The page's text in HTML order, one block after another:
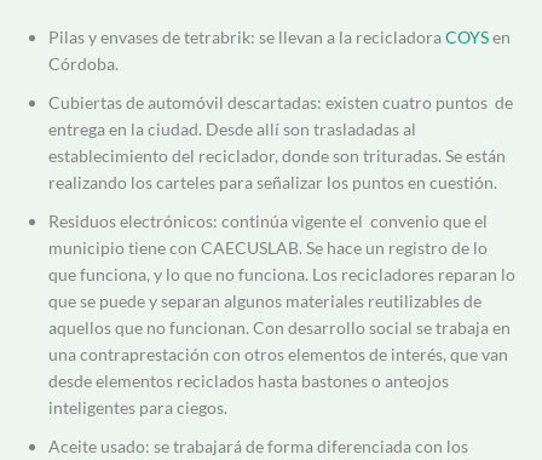
Pilas y envases de tetrabrik: se llevan a la recicladoraCOYSen
Córdoba.
Cubiertas de automóvil descartadas: existen cuatro puntos de
entrega en la ciudad. Desde allí son trasladadas al
establecimiento del reciclador, donde son trituradas. Se están
realizando los carteles para señalizar los puntos en cuestión.
Residuos electrónicos: continúa vigente el convenio que el
municipio tiene con CAECUSLAB. Se hace un registro de lo
que funciona, y lo que no funciona. Los recicladores reparan lo
que se puede y separan algunos materiales reutilizables de
aquellos que no funcionan. Con desarrollo social se trabaja en
una contraprestación con otros elementos de interés, que van
desde elementos reciclados hasta bastones o anteojos
inteligentes para ciegos.
Aceite usado: se trabajará de forma diferenciada con los